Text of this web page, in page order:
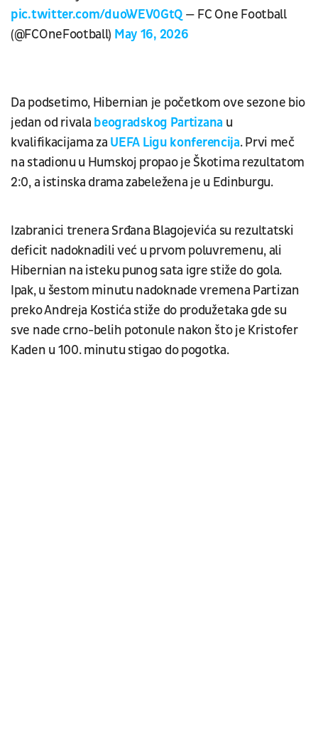
pic.twitter.com/duoWEV0GtQ — FC One Football
(@FCOneFootball) May 16, 2026
Da podsetimo, Hibernian je početkom ove sezone bio
jedan od rivala beogradskog Partizanau
kvalifikacijama za UEFA Ligu konferencija. Prvi meč
na stadionu u Humskoj propao je Škotima rezultatom
2:0, a istinska drama zabeležena je u Edinburgu.
Izabranici trenera Srđana Blagojevića su rezultatski
deficit nadoknadili već u prvom poluvremenu, ali
Hibernian na isteku punog sata igre stiže do gola.
Ipak, u šestom minutu nadoknade vremena Partizan
preko Andreja Kostića stiže do produžetaka gde su
sve nade crno-belih potonule nakon što je Kristofer
Kaden u 100. minutu stigao do pogotka.